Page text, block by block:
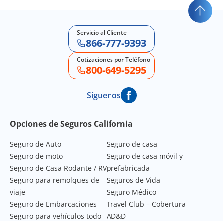
Servicio al Cliente
866-777-9393
Cotizaciones por Teléfono
800-649-5295
Síguenos
Footer Navigation
Opciones de Seguros California
Seguro de Auto
Seguro de moto
Seguro de Casa Rodante / RV
Seguro para remolques de
viaje
Seguro de Embarcaciones
Seguro para vehículos todo
Seguro de casa
Seguro de casa móvil y
prefabricada
Seguros de Vida
Seguro Médico
Travel Club – Cobertura
AD&D